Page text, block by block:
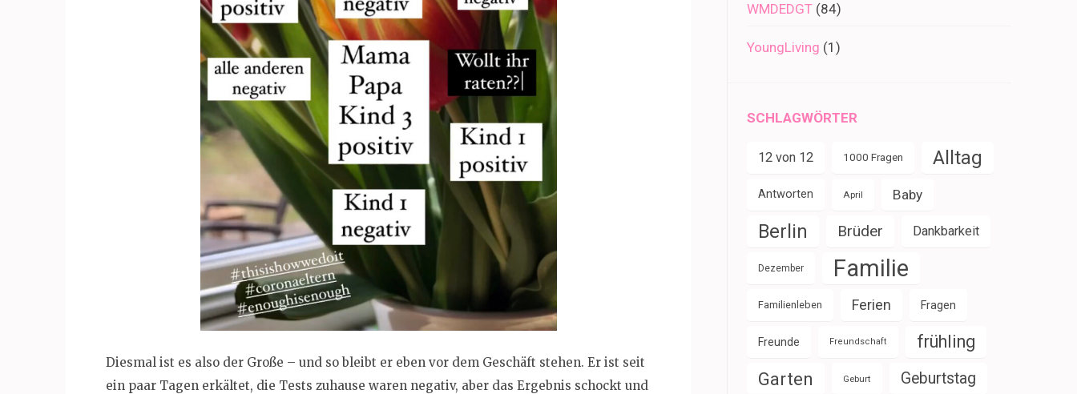
Diesmal ist es also der Große – und so bleibt er eben vor dem Geschäft stehen. Er ist seit
ein paar Tagen erkältet, die Tests zuhause waren negativ, aber das Ergebnis schockt und
WMDEDGT (84)
YoungLiving (1)
SCHLAGWÖRTER
12 von 12 1000 Fragen Alltag
Antworten April Baby
Berlin Brüder Dankbarkeit
Dezember Familie
Familienleben Ferien Fragen
Freunde Freundschaft frühling
Garten Geburt Geburtstag